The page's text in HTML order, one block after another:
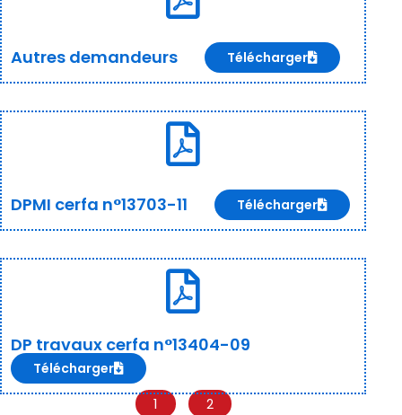
Autres demandeurs Télécharger
DPMI cerfa n°13703-11 Télécharger
DP travaux cerfa n°13404-09
Télécharger
1 2